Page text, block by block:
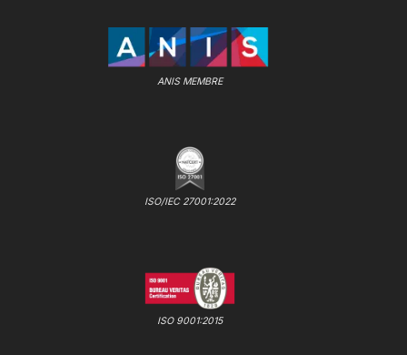
ANIS MEMBRE
ISO/IEC 27001:2022
ISO 9001:2015